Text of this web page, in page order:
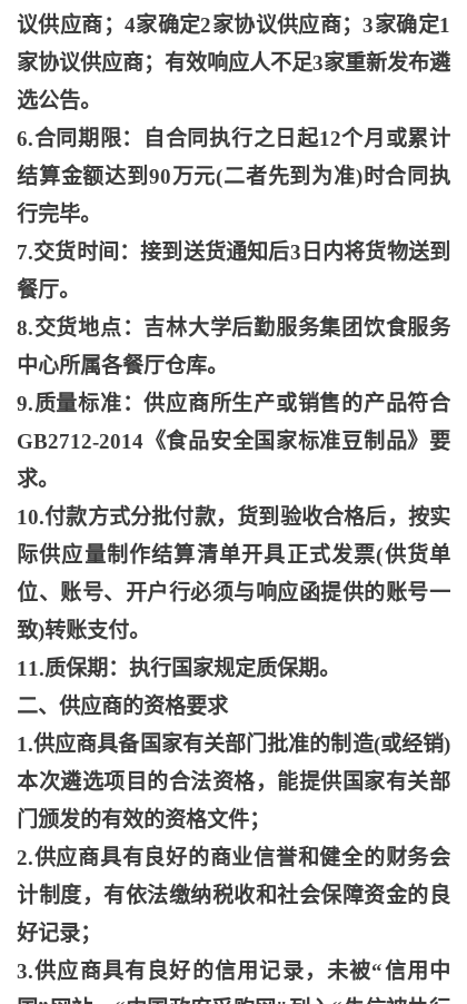
议供应商；4家确定2家协议供应商；3家确定1
家协议供应商；有效响应人不足3家重新发布遴
选公告。
6.合同期限：自合同执行之日起12个月或累计
结算金额达到90万元(二者先到为准)时合同执
行完毕。
7.交货时间：接到送货通知后3日内将货物送到
餐厅。
8.交货地点：吉林大学后勤服务集团饮食服务
中心所属各餐厅仓库。
9.质量标准：供应商所生产或销售的产品符合
GB2712-2014《食品安全国家标准豆制品》要
求。
10.付款方式分批付款，货到验收合格后，按实
际供应量制作结算清单开具正式发票(供货单
位、账号、开户行必须与响应函提供的账号一
致)转账支付。
11.质保期：执行国家规定质保期。
二、供应商的资格要求
1.供应商具备国家有关部门批准的制造(或经销)
本次遴选项目的合法资格，能提供国家有关部
门颁发的有效的资格文件；
2.供应商具有良好的商业信誉和健全的财务会
计制度，有依法缴纳税收和社会保障资金的良
好记录；
3.供应商具有良好的信用记录，未被“信用中